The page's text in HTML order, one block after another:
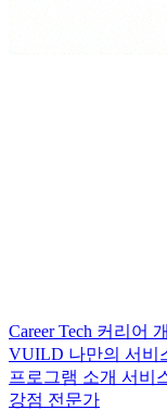
Career Tech 커리어
VUILD 나만의 서비
프로그램 소개 서비
강점 전문가